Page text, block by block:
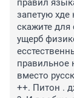
правил
запетую
скажите для
ущерб
правильное
вместо
++. Питон .